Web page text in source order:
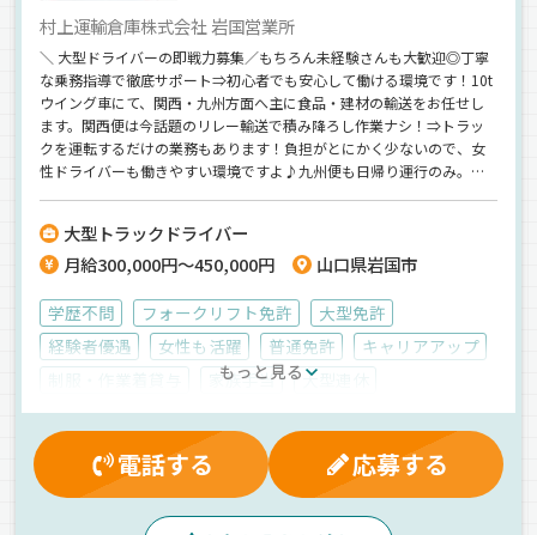
村上運輸倉庫株式会社 岩国営業所
＼ 大型ドライバーの即戦力募集／もちろん未経験さんも大歓迎◎丁寧
な乗務指導で徹底サポート⇒初心者でも安心して働ける環境です！10t
ウイング車にて、関西・九州方面へ主に食品・建材の輸送をお任せし
ます。関西便は今話題のリレー輸送で積み降ろし作業ナシ！⇒トラッ
クを運転するだけの業務もあります！負担がとにかく少ないので、女
性ドライバーも働きやすい環境ですよ♪九州便も日帰り運行のみ。リ
それでいて、月給45万円の高収入も目指せるって最高じゃないです
か？
大型トラックドライバー
月給300,000円～450,000円
山口県岩国市
学歴不問 フォークリフト免許
大型免許
経験者優遇
女性も活躍 普通免許
キャリアアップ
家族手当
大型連休
マイカー通勤可
無事故手当
休日出勤割増金
健康保険
雇用保険 資格取得制度
表彰制度
社員登用制度 昇給 有給休暇
交通費支給
労災保険 夜 夕方 昼 早朝
もっと見る
電話する 応募する